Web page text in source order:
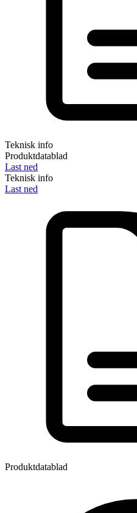
Teknisk info
Produktdatablad
Last ned
Teknisk info
Last ned
Produktdatablad